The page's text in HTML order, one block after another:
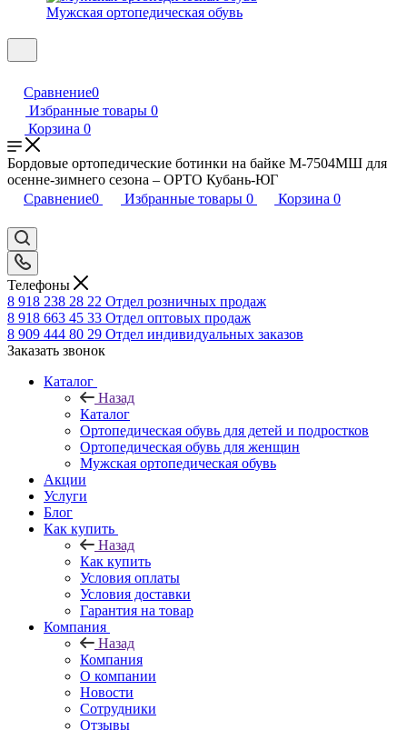
Мужская ортопедическая обувь
Сравнение0
Избранные товары 0
Корзина 0
Бордовые ортопедические ботинки на байке М-7504МШ для
осенне-зимнего сезона – ОРТО Кубань-ЮГ
Сравнение0 Избранные товары 0 Корзина 0
Телефоны
8 918 238 28 22 Отдел розничных продаж
8 918 663 45 33 Отдел оптовых продаж
8 909 444 80 29 Отдел индивидуальных заказов
Заказать звонок
Каталог
Назад
Каталог
Ортопедическая обувь для детей и подростков
Ортопедическая обувь для женщин
Мужская ортопедическая обувь
Акции
Услуги
Блог
Как купить
Назад
Как купить
Условия оплаты
Условия доставки
Гарантия на товар
Компания
Назад
Компания
О компании
Новости
Сотрудники
Отзывы